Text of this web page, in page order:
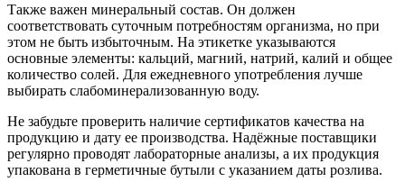
Также важен минеральный состав. Он должен
соответствовать суточным потребностям организма, но при
этом не быть избыточным. На этикетке указываются
основные элементы: кальций, магний, натрий, калий и общее
количество солей. Для ежедневного употребления лучше
выбирать слабоминерализованную воду.
Не забудьте проверить наличие сертификатов качества на
продукцию и дату ее производства. Надёжные поставщики
регулярно проводят лабораторные анализы, а их продукция
упакована в герметичные бутыли с указанием даты розлива.